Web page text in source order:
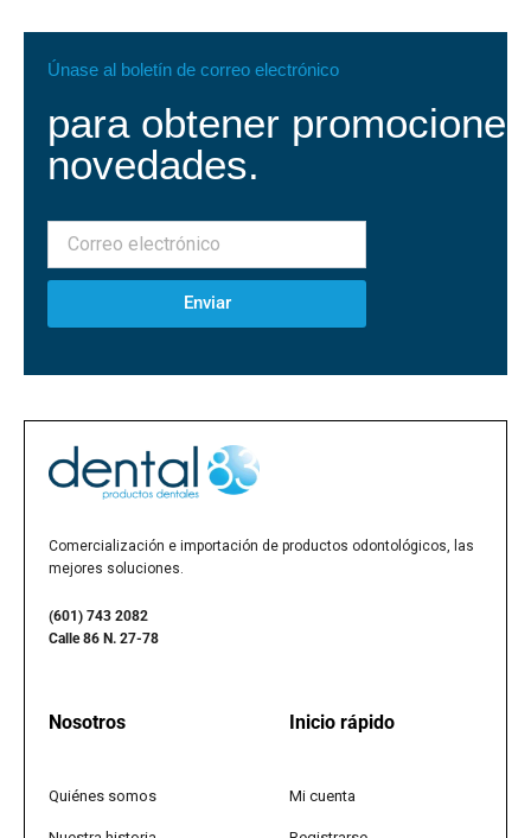
Únase al boletín de correo electrónico
para obtener
novedades.
Enviar
Comercialización e importación de productos odontológicos, las
mejores soluciones.
(601) 743 2082
Calle 86 N. 27-78
Nosotros
Quiénes somos
Inicio rápido
Mi cuenta